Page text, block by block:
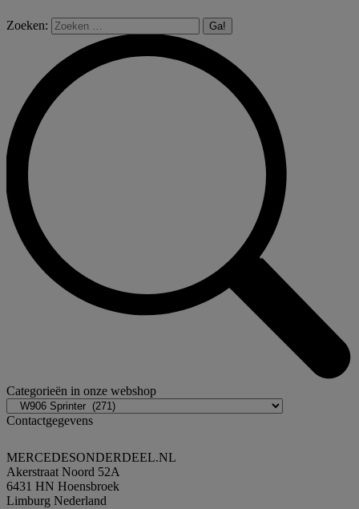
Zoeken:
Categorieën in onze webshop
Contactgegevens
MERCEDESONDERDEEL.NL
Akerstraat Noord 52A
6431 HN Hoensbroek
Limburg Nederland